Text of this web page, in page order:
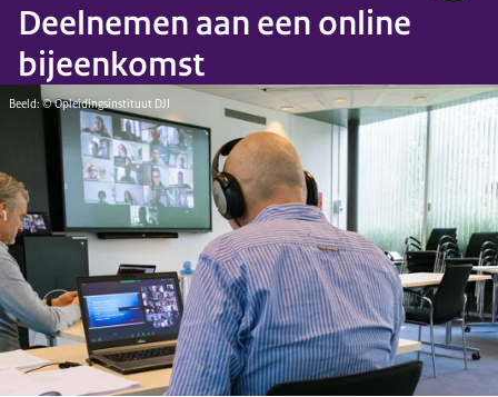
Deelnemen aan een online
bijeenkomst
Beeld: © Opleidingsinstituut DJI